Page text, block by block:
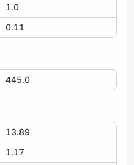
1.0
0.11
445.0
13.89
1.17